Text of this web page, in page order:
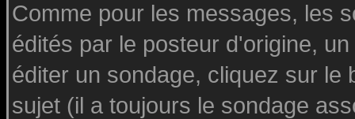
Comme pour les messages, les
édités par le posteur d'origine,
éditer un sondage, cliquez sur le
sujet (il a toujours le sondage